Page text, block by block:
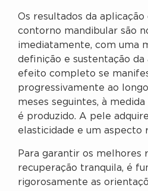
Os resultados da aplicação
contorno mandibular são
imediatamente, com uma
definição e sustentação da
efeito completo se
progressivamente ao
meses seguintes, à
é produzido. A pele
elasticidade e um aspecto
Para garantir os melhores
recuperação tranquila, é
rigorosamente as